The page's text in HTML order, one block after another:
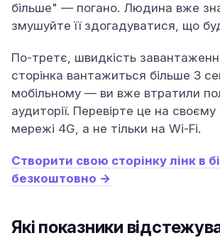
більше" — погано. Людина вже
змушуйте її здогадуватися, що
По-третє, швидкість
сторінка вантажиться більше 3
мобільному — ви вже втратили
аудиторії. Перевірте це на своєму
мережі 4G, а не тільки на Wi-Fi.
Створити свою сторінку лінк в
безкоштовно →
Які показники